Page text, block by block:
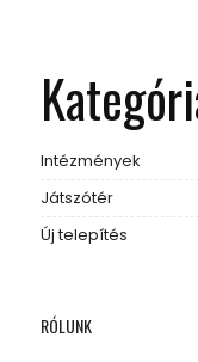
Intézmények
Játszótér
Új telepítés
RÓLUNK